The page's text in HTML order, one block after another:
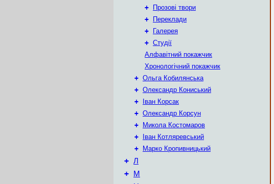
+
Прозові твори
+
Переклади
+
Галерея
+ Студії
Алфавітний покажчик
Хронологічний покажчик
+ Ольга Кобилянська
+ Олександр Кониський
+
Іван Корсак
+ Олександр Корсун
+
Микола Костомаров
+
Іван Котляревський
+
Марко Кропивницький
+ Л
+ М